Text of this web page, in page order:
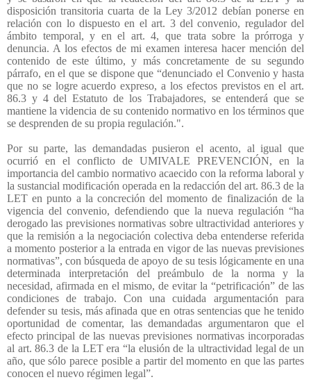
disposición transitoria cuarta de la Ley 3/2012 debían ponerse en
relación con lo dispuesto en el art. 3 del convenio, regulador del
ámbito temporal, y en el art. 4, que trata sobre la prórroga y
denuncia. A los efectos de mi examen interesa hacer mención del
contenido de este último, y más concretamente de su segundo
párrafo, en el que se dispone que “denunciado el Convenio y hasta
que no se logre acuerdo expreso, a los efectos previstos en el art.
86.3 y 4 del Estatuto de los Trabajadores, se entenderá que se
mantiene la videncia de su contenido normativo en los términos que
se desprenden de su propia regulación.".
Por su parte, las demandadas pusieron el acento, al igual que
ocurrió en el conflicto de UMIVALE PREVENCIÓN, en la
importancia del cambio normativo acaecido con la reforma laboral y
la sustancial modificación operada en la redacción del art. 86.3 de la
LET en punto a la concreción del momento de finalización de la
vigencia del convenio, defendiendo que la nueva regulación “ha
derogado las previsiones normativas sobre ultractividad anteriores y
que la remisión a la negociación colectiva deba entenderse referida
a momento posterior a la entrada en vigor de las nuevas previsiones
normativas”, con búsqueda de apoyo de su tesis lógicamente en una
determinada interpretación del preámbulo de la norma y la
necesidad, afirmada en el mismo, de evitar la “petrificación” de las
condiciones de trabajo. Con una cuidada argumentación para
defender su tesis, más afinada que en otras sentencias que he tenido
oportunidad de comentar, las demandadas argumentaron que el
efecto principal de las nuevas previsiones normativas incorporadas
al art. 86.3 de la LET era “la elusión de la ultractividad legal de un
año, que sólo parece posible a partir del momento en que las partes
conocen el nuevo régimen legal”.